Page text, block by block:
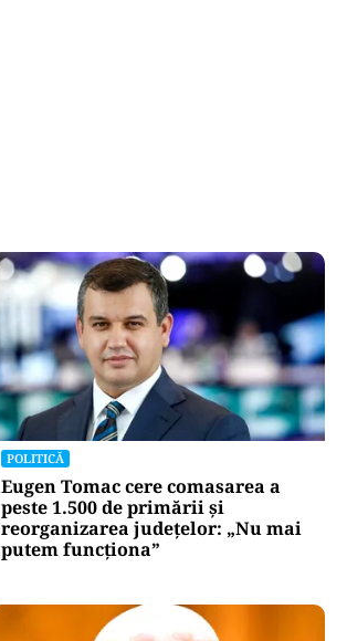
POLITICĂ
Eugen Tomac cere comasarea a
peste 1.500 de primării și
reorganizarea județelor: „Nu mai
putem funcționa”